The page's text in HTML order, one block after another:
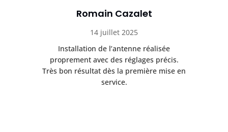
Romain Cazalet
14 juillet 2025
Installation de l’antenne réalisée
proprement avec des réglages précis.
Très bon résultat dès la première mise en
service.